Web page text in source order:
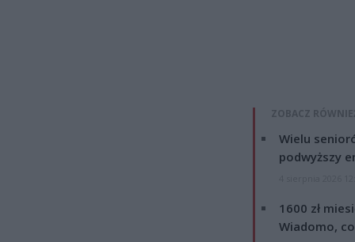
ZOBACZ
Wielu
podwyższy
1600 zł
Wiadomo,